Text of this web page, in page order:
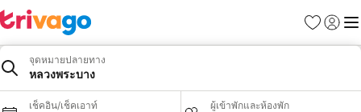
รายการโป
เข้าสู่ร
เมนู
จุดหมายปลายทาง
หลวงพระบาง
เช็คอิน/เช็คเอาท์ ผู้เข้าพักและห้องพัก